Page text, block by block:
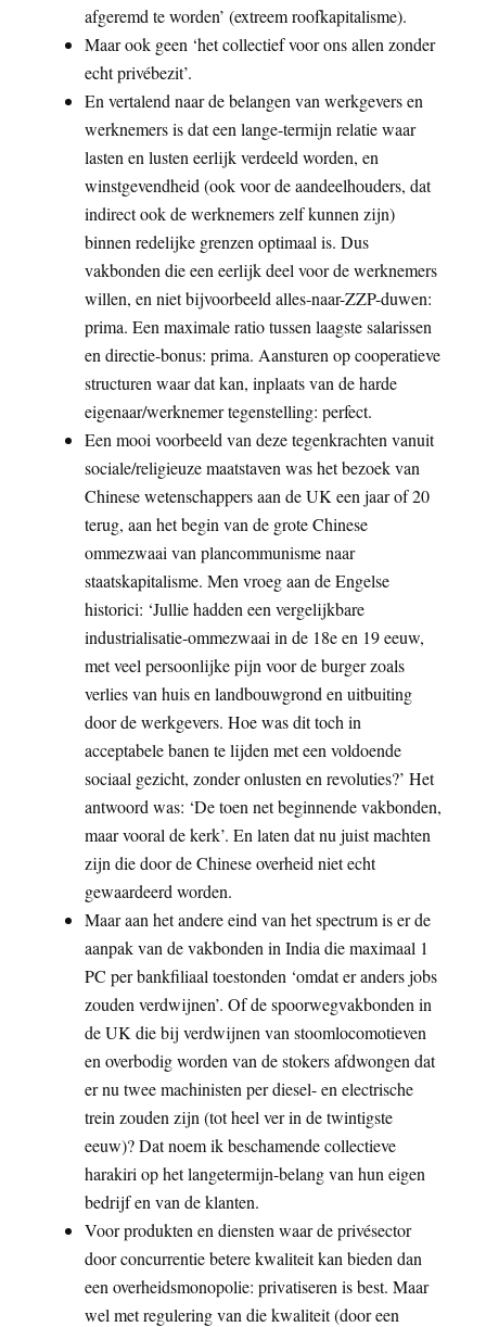
afgeremd te worden’ (extreem roofkapitalisme).
Maar ook geen ‘het collectief voor ons allen zonder
echt privébezit’.
En vertalend naar de belangen van werkgevers en
werknemers is dat een lange-termijn relatie waar
lasten en lusten eerlijk verdeeld worden, en
winstgevendheid (ook voor de aandeelhouders, dat
indirect ook de werknemers zelf kunnen zijn)
binnen redelijke grenzen optimaal is. Dus
vakbonden die een eerlijk deel voor de werknemers
willen, en niet bijvoorbeeld alles-naar-ZZP-duwen:
prima. Een maximale ratio tussen laagste salarissen
en directie-bonus: prima. Aansturen op cooperatieve
structuren waar dat kan, inplaats van de harde
eigenaar/werknemer tegenstelling: perfect.
Een mooi voorbeeld van deze tegenkrachten vanuit
sociale/religieuze maatstaven was het bezoek van
Chinese wetenschappers aan de UK een jaar of 20
terug, aan het begin van de grote Chinese
ommezwaai van plancommunisme naar
staatskapitalisme. Men vroeg aan de Engelse
historici: ‘Jullie hadden een vergelijkbare
industrialisatie-ommezwaai in de 18e en 19 eeuw,
met veel persoonlijke pijn voor de burger zoals
verlies van huis en landbouwgrond en uitbuiting
door de werkgevers. Hoe was dit toch in
acceptabele banen te lijden met een voldoende
sociaal gezicht, zonder onlusten en revoluties?’ Het
antwoord was: ‘De toen net beginnende vakbonden,
maar vooral de kerk’. En laten dat nu juist machten
zijn die door de Chinese overheid niet echt
gewaardeerd worden.
Maar aan het andere eind van het spectrum is er de
aanpak van de vakbonden in India die maximaal 1
PC per bankfiliaal toestonden ‘omdat er anders jobs
zouden verdwijnen’. Of de spoorwegvakbonden in
de UK die bij verdwijnen van stoomlocomotieven
en overbodig worden van de stokers afdwongen dat
er nu twee machinisten per diesel- en electrische
trein zouden zijn (tot heel ver in de twintigste
eeuw)? Dat noem ik beschamende collectieve
harakiri op het langetermijn-belang van hun eigen
bedrijf en van de klanten.
Voor produkten en diensten waar de privésector
door concurrentie betere kwaliteit kan bieden dan
een overheidsmonopolie: privatiseren is best. Maar
wel met regulering van die kwaliteit (door een